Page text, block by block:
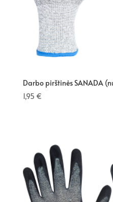
Darbo pirštinės SANADA
1,95 €